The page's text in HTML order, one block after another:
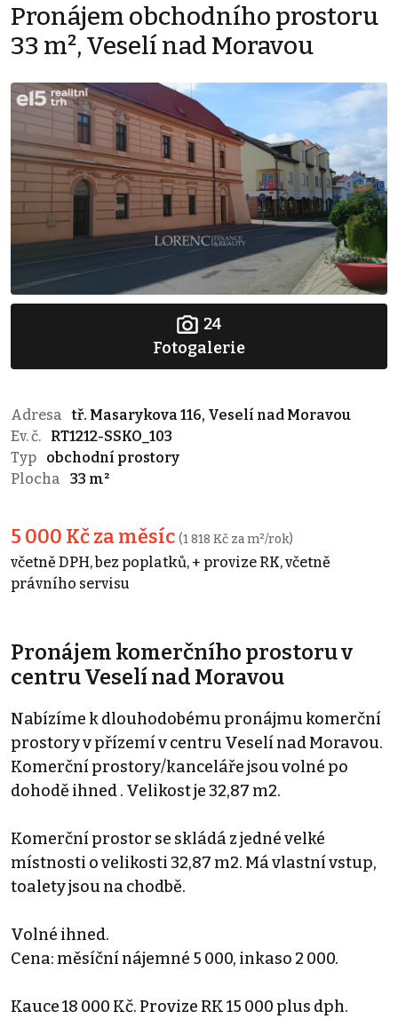
Pronájem obchodního prostoru
33 m², Veselí nad Moravou
24
Fotogalerie
Adresa
tř. Masarykova 116, Veselí nad Moravou
Ev. č.
RT1212-SSKO_103
Typ
obchodní prostory
Plocha
33 m²
5 000 Kč za měsíc (1 818 Kč za m²/rok)
včetně DPH, bez poplatků, + provize RK, včetně
právního servisu
Pronájem komerčního prostoru v
centru Veselí nad Moravou
Nabízíme k dlouhodobému pronájmu komerční
prostory v přízemí v centru Veselí nad Moravou.
Komerční prostory/kanceláře jsou volné po
dohodě ihned . Velikost je 32,87 m2.
Komerční prostor se skládá z jedné velké
místnosti o velikosti 32,87 m2. Má vlastní vstup,
toalety jsou na chodbě.
Volné ihned.
Cena: měsíční nájemné 5 000, inkaso 2 000.
Kauce 18 000 Kč. Provize RK 15 000 plus dph.